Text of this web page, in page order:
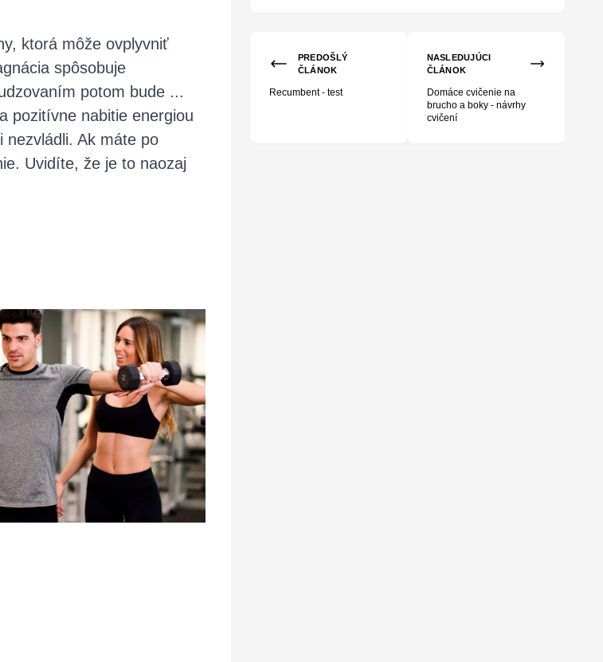
ktorá môže ovplyvniť
spôsobuje
potom bude ...
pozitívne nabitie energiou
Ak máte po
Uvidíte, že je to naozaj
PREDOŠLÝ
ČLÁNOK
Recumbent - test
NASLEDUJÚCI
ČLÁNOK
Domáce cvičenie na
brucho a boky - návrhy
cvičení